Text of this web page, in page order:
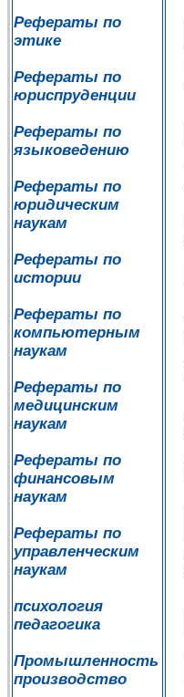
Рефераты по
этике
Рефераты по
юриспруденции
Рефераты по
языковедению
Рефераты по
юридическим
наукам
Рефераты по
истории
Рефераты по
компьютерным
наукам
Рефераты по
медицинским
наукам
Рефераты по
финансовым
наукам
Рефераты по
управленческим
наукам
психология
педагогика
Промышленность
производство